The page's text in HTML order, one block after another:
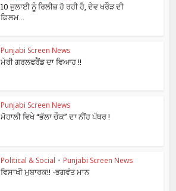
10 ਜੁਲਾਈ ਨੂੰ ਰਿਲੀਜ਼ ਹੋ ਰਹੀ ਹੈ, ਦੇਵ ਖਰੌੜ ਦੀ
ਫ਼ਿਲਮ...
Punjabi Screen News
ਮੇਰੀ ਗਰਲਫਰੈਂਡ ਦਾ ਵਿਆਹ !!
Punjabi Screen News
ਮੋਹਾਲੀ ਵਿਖੇ “ਭੱਲਾ ਚੌਕ” ਦਾ ਨੀਂਹ ਪੱਥਰ !
Political & Social • Punjabi Screen News
ਵਿਸਾਖੀ ਮੁਬਾਰਕ!! -ਭਗਵੰਤ ਮਾਨ